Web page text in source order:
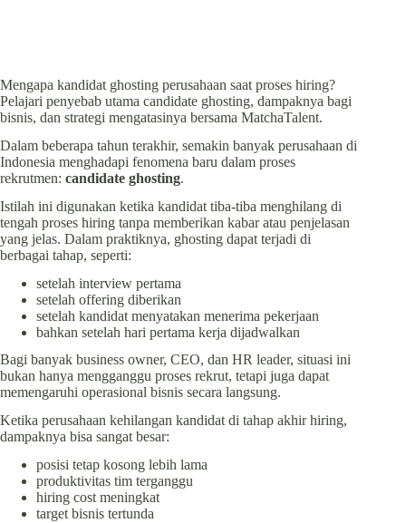
Mengapa kandidat ghosting perusahaan saat proses hiring?
Pelajari penyebab utama candidate ghosting, dampaknya bagi
bisnis, dan strategi mengatasinya bersama MatchaTalent.
Dalam beberapa tahun terakhir, semakin banyak perusahaan di
Indonesia menghadapi fenomena baru dalam proses
rekrutmen: candidate ghosting.
Istilah ini digunakan ketika kandidat tiba-tiba menghilang di
tengah proses hiring tanpa memberikan kabar atau penjelasan
yang jelas. Dalam praktiknya, ghosting dapat terjadi di
berbagai tahap, seperti:
setelah interview pertama
setelah offering diberikan
setelah kandidat menyatakan menerima pekerjaan
bahkan setelah hari pertama kerja dijadwalkan
Bagi banyak business owner, CEO, dan HR leader, situasi ini
bukan hanya mengganggu proses rekrut, tetapi juga dapat
memengaruhi operasional bisnis secara langsung.
Ketika perusahaan kehilangan kandidat di tahap akhir hiring,
dampaknya bisa sangat besar:
posisi tetap kosong lebih lama
produktivitas tim terganggu
hiring cost meningkat
target bisnis tertunda